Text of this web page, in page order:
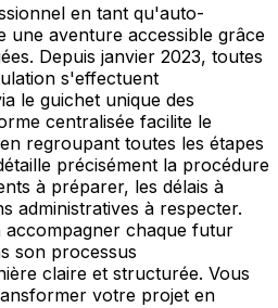
en tant qu'auto-
une aventure accessible grâce
Depuis janvier 2023, toutes
s'effectuent
le guichet unique des
centralisée facilite le
regroupant toutes les étapes
précisément la procédure
à préparer, les délais à
administratives à respecter.
chaque futur
son processus
claire et structurée. Vous
votre projet en